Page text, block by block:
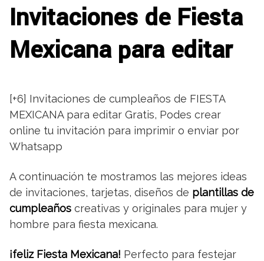
Invitaciones de Fiesta
Mexicana para editar
[+6] Invitaciones de cumpleaños de FIESTA
MEXICANA para editar Gratis, Podes crear
online tu invitación para imprimir o enviar por
Whatsapp
A continuación te mostramos las mejores ideas
de invitaciones, tarjetas, diseños de plantillas de
cumpleaños creativas y originales para mujer y
hombre para fiesta mexicana.
¡feliz Fiesta Mexicana! Perfecto para festejar